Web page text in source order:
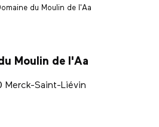
du Moulin de l'Aa
Moulin de l'Aa
Merck-Saint-Liévin
favoris